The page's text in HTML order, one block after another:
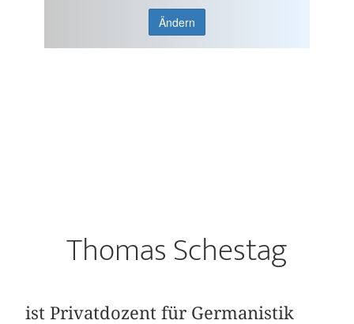
Ändern
Thomas Schestag
ist Privatdozent für Germanistik